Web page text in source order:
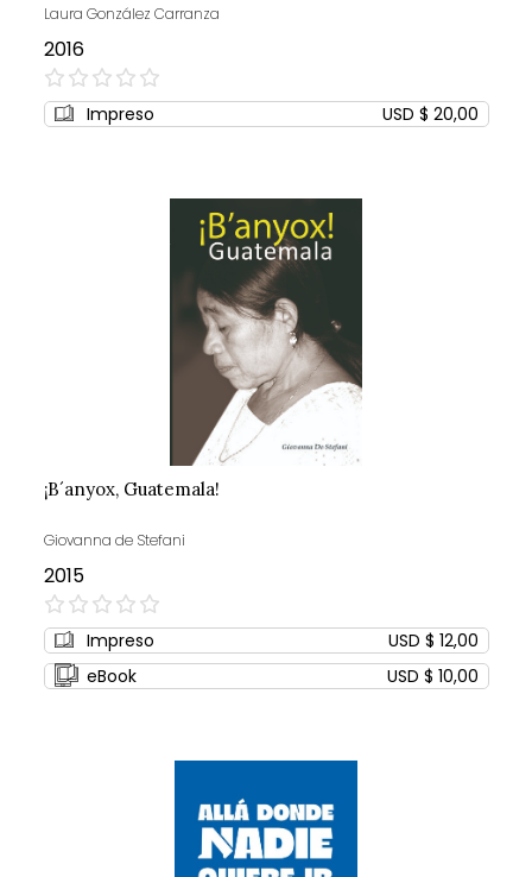
Laura González Carranza
2016
0%
Impreso USD $ 20,00
¡B´anyox, Guatemala!
Giovanna de Stefani
2015
0%
Impreso
USD $ 12,00
eBook
USD $ 10,00